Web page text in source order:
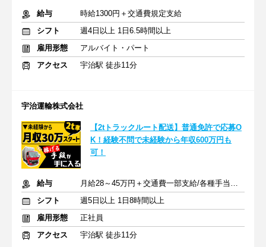
給与
時給1300円＋交通費規定支給
シフト
週4日以上 1日6.5時間以上
雇用形態
アルバイト・パート
アクセス
宇治駅 徒歩11分
宇治運輸株式会社
【2tトラックルート配送】普通免許で応募O
K！経験不問で未経験から年収600万円も
可！
給与
月給28～45万円＋交通費一部支給/各種手当あり
シフト
週5日以上 1日8時間以上
雇用形態
正社員
アクセス
宇治駅 徒歩11分